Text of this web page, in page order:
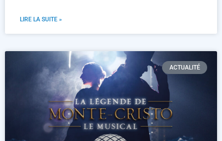
LIRE LA SUITE »
ACTUALITÉ